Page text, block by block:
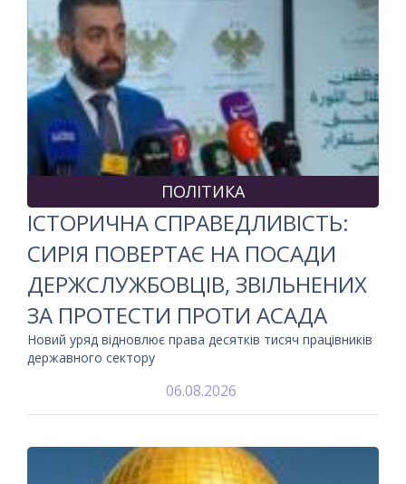
ПОЛІТИКА
ІСТОРИЧНА СПРАВЕДЛИВІСТЬ:
СИРІЯ ПОВЕРТАЄ НА ПОСАДИ
ДЕРЖСЛУЖБОВЦІВ, ЗВІЛЬНЕНИХ
ЗА ПРОТЕСТИ ПРОТИ АСАДА
Новий уряд відновлює права десятків тисяч працівників
державного сектору
06.08.2026